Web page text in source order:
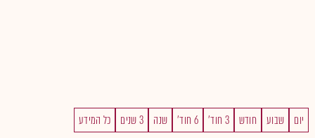
יום שבוע חודש 3 חוד' 6 חוד' שנה 3 שנים כל המידע